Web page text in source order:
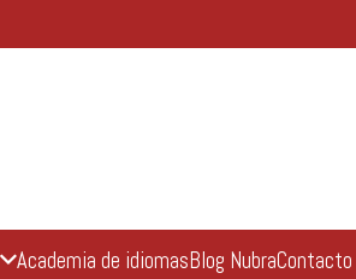
Academia de idiomasBlog NubraContacto